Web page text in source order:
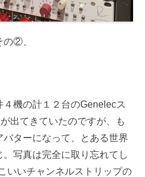
の②、
機の計１２台のGenelecス
出てきていたのですが、も
ターになって、とある世界
写真は完全に取り忘れてし
いいチャンネルストリップの